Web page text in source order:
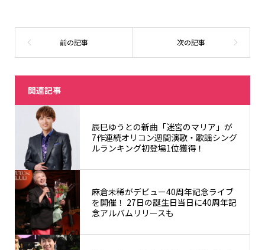
関連記事
辰巳ゆうとの新曲「迷宮のマリア」が
7作連続オリコン週間演歌・歌謡シング
ルランキング初登場1位獲得！
麻倉未稀がデビュー40周年記念ライブ
を開催！ 27日の誕生日当日に40周年記
念アルバムリリースも